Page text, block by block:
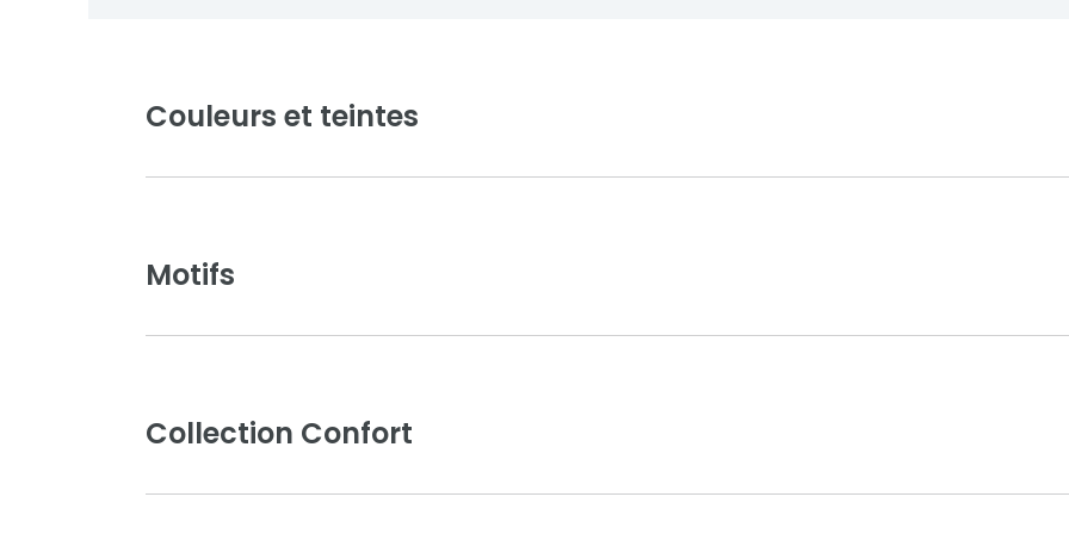
Couleurs et teintes
Blanc pur Ivoire clair
Motifs
ajoutent une touche de
Collection Confort